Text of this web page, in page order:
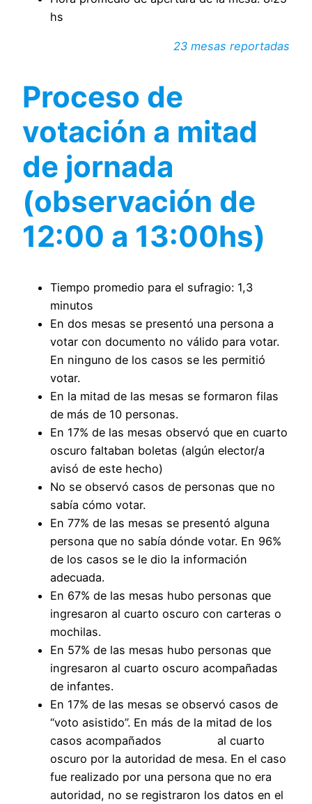
hs
23 mesas reportadas
Proceso de
votación a mitad
de jornada
(observación de
12:00 a 13:00hs)
Tiempo promedio para el sufragio: 1,3
minutos
En dos mesas se presentó una persona a
votar con documento no válido para votar.
En ninguno de los casos se les permitió
votar.
En la mitad de las mesas se formaron filas
de más de 10 personas.
En 17% de las mesas observó que en cuarto
oscuro faltaban boletas (algún elector/a
avisó de este hecho)
No se observó casos de personas que no
sabía cómo votar.
En 77% de las mesas se presentó alguna
persona que no sabía dónde votar. En 96%
de los casos se le dio la información
adecuada.
En 67% de las mesas hubo personas que
ingresaron al cuarto oscuro con carteras o
mochilas.
En 57% de las mesas hubo personas que
ingresaron al cuarto oscuro acompañadas
de infantes.
En 17% de las mesas se observó casos de
“voto asistido”. En más de la mitad de los
casos acompañados al cuarto
oscuro por la autoridad de mesa. En el caso
fue realizado por una persona que no era
autoridad, no se registraron los datos en el